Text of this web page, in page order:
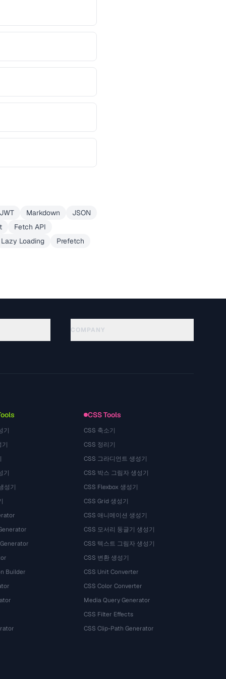
JWT Markdown
JSON
Fetch API
Lazy Loading
Prefetch
COMPANY
기
기
성기
Builder
CSS Tools
CSS 축소기
CSS 정리기
CSS 그라디언트 생성기
CSS 박스 그림자 생성기
CSS Flexbox 생성기
CSS Grid 생성기
CSS 애니메이션 생성기
CSS 모서리 둥글기 생성기
CSS 텍스트 그림자 생성기
CSS 변환 생성기
CSS Unit Converter
CSS Color Converter
Media Query Generator
CSS Filter Effects
CSS Clip-Path Generator